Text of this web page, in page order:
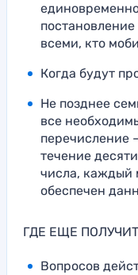
всеми, кто
Когда будут
Не позднее
все
перечисление
течение
числа, каждый
обеспечен
ГДЕ ЕЩЕ
Вопросов